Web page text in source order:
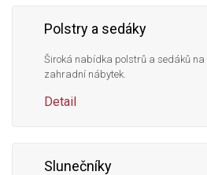
Polstry a sedáky
Široká nabídka polstrů a sedáků na
zahradní nábytek.
Detail
Slunečníky